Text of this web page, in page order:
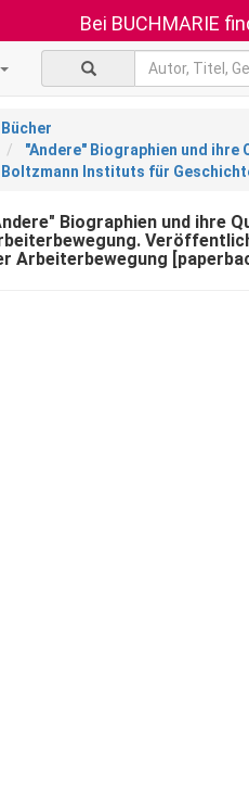
Bei BUCHMARIE
Bücher
"Andere" Biographien und
Boltzmann Instituts für
Biographien und ihre
Arbeiterbewegung